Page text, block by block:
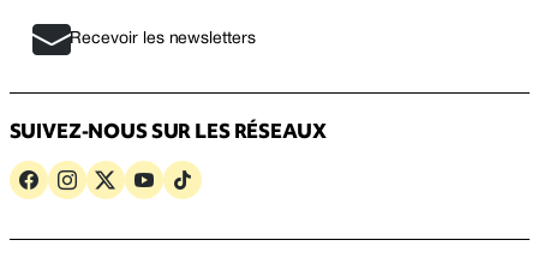
Recevoir les newsletters
SUIVEZ-NOUS SUR LES RÉSEAUX